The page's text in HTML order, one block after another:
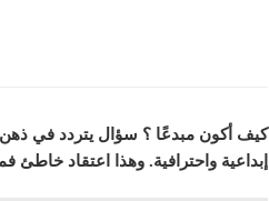
كيف أكون مبدعًا ؟ سؤال يتردد في
إبداعية واحترافية. وهذا اعتقاد